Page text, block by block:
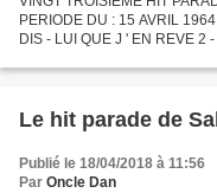
PERIODE DU : 15 AVRIL
DIS - LUI QUE J ' EN REVE 2
CLAUDE...
Publié le 18/04/2018 à 11:56
Par Oncle Dan